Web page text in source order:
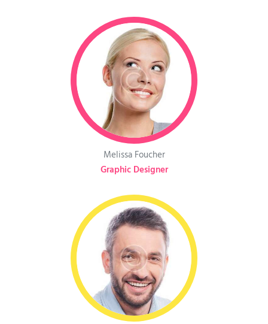
Melissa Foucher
Graphic Designer